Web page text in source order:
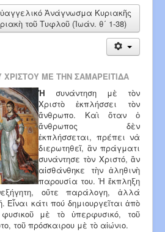
Ἀνάγνωσμα Κυριακῆς
τοῦ Τυφλοῦ (Ἰωάν. θ΄ 1-38)
ΜΕ ΤΗΝ ΣΑΜΑΡΕΙΤΙΔΑ
Ἡ συνάντηση μὲ τὸν
Χριστὸ ἐκπλήσσει τὸν
ἄνθρωπο. Καὶ ὅταν ὁ
ἄνθρωπος δὲν
ἐκπλήσσεται, πρέπει νὰ
διερωτηθεῖ, ἂν πράγματι
συνάντησε τὸν Χριστό, ἂν
αἰσθάνθηκε τὴν ἀληθινὴ
παρουσία του. Ἡ ἔκπληξη
οὔτε παράλογη, ἀλλά
Εἶναι κάτι πού δημιουργεῖται ἀπὸ
μὲ τὸ ὑπερφυσικό, τοῦ
τοῦ πρόσκαιρου μὲ τὸ αἰώνιο.